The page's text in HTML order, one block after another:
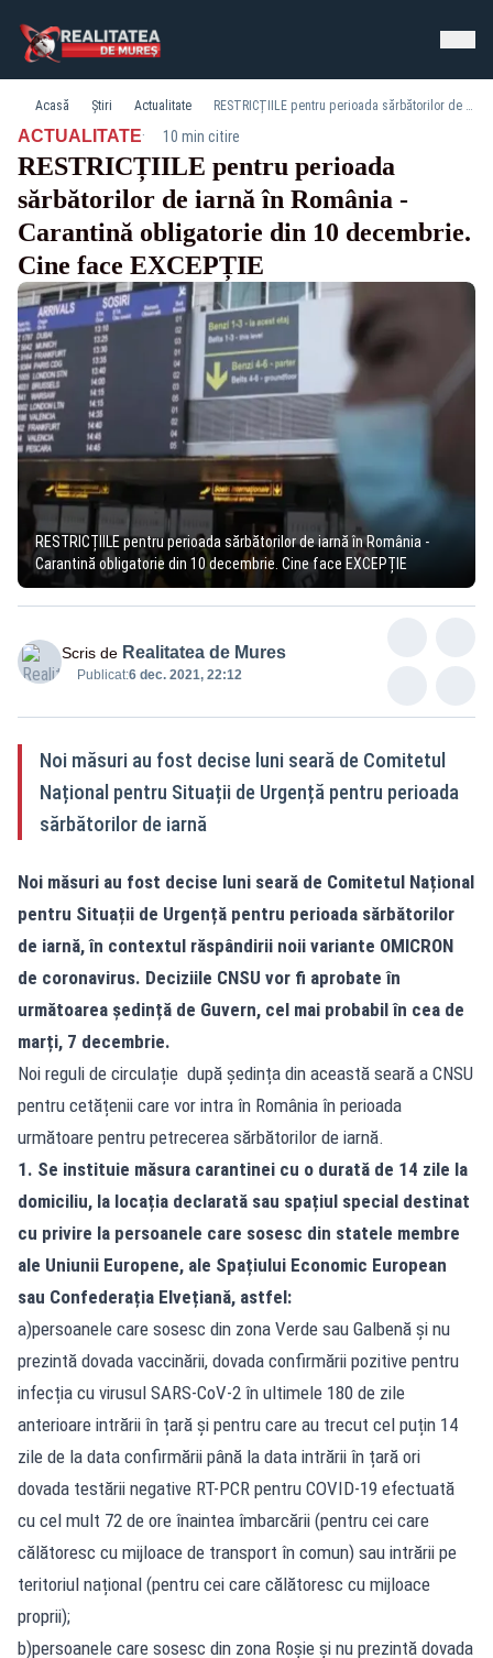
Acasă Știri Actualitate RESTRICȚIILE pentru perioada sărbătorilor de iarnă în România - Carantină obligatorie din 10 decembrie. Cine face EXCEPȚIE
ACTUALITATE· 10 min citire
RESTRICȚIILE pentru perioada
sărbătorilor de iarnă în România -
Carantină obligatorie din 10 decembrie.
Cine face EXCEPȚIE
RESTRICȚIILE pentru perioada sărbătorilor de iarnă în România -
Carantină obligatorie din 10 decembrie. Cine face EXCEPȚIE
Scris de Realitatea de Mures
Publicat:6 dec. 2021, 22:12
Noi măsuri au fost decise luni seară de Comitetul
Național pentru Situații de Urgență pentru perioada
sărbătorilor de iarnă
Noi măsuri au fost decise luni seară de Comitetul Național
pentru Situații de Urgență pentru perioada sărbătorilor
de iarnă, în contextul răspândirii noii variante OMICRON
de coronavirus. Deciziile CNSU vor fi aprobate în
următoarea ședință de Guvern, cel mai probabil în cea de
marți, 7 decembrie.
Noi reguli de circulație după ședința din această seară a CNSU
pentru cetățenii care vor intra în România în perioada
următoare pentru petrecerea sărbătorilor de iarnă.
1. Se instituie măsura carantinei cu o durată de 14 zile la
domiciliu, la locația declarată sau spațiul special destinat
cu privire la persoanele care sosesc din statele membre
ale Uniunii Europene, ale Spațiului Economic European
sau Confederația Elvețiană, astfel:
a)persoanele care sosesc din zona Verde sau Galbenă și nu
prezintă dovada vaccinării, dovada confirmării pozitive pentru
infecția cu virusul SARS-CoV-2 în ultimele 180 de zile
anterioare intrării în țară și pentru care au trecut cel puțin 14
zile de la data confirmării până la data intrării în țară ori
dovada testării negative RT-PCR pentru COVID-19 efectuată
cu cel mult 72 de ore înaintea îmbarcării (pentru cei care
călătoresc cu mijloace de transport în comun) sau intrării pe
teritoriul național (pentru cei care călătoresc cu mijloace
proprii);
b)persoanele care sosesc din zona Roșie și nu prezintă dovada